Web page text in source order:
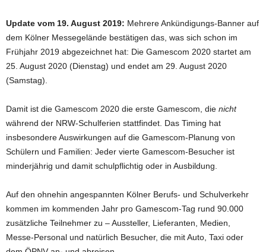
Update vom 19. August 2019: Mehrere Ankündigungs-Banner auf
dem Kölner Messegelände bestätigen das, was sich schon im
Frühjahr 2019 abgezeichnet hat: Die Gamescom 2020 startet am
25. August 2020 (Dienstag) und endet am 29. August 2020
(Samstag).
Damit ist die Gamescom 2020 die erste Gamescom, die nicht
während der NRW-Schulferien stattfindet. Das Timing hat
insbesondere Auswirkungen auf die Gamescom-Planung von
Schülern und Familien: Jeder vierte Gamescom-Besucher ist
minderjährig und damit schulpflichtig oder in Ausbildung.
Auf den ohnehin angespannten Kölner Berufs- und Schulverkehr
kommen im kommenden Jahr pro Gamescom-Tag rund 90.000
zusätzliche Teilnehmer zu – Aussteller, Lieferanten, Medien,
Messe-Personal und natürlich Besucher, die mit Auto, Taxi oder